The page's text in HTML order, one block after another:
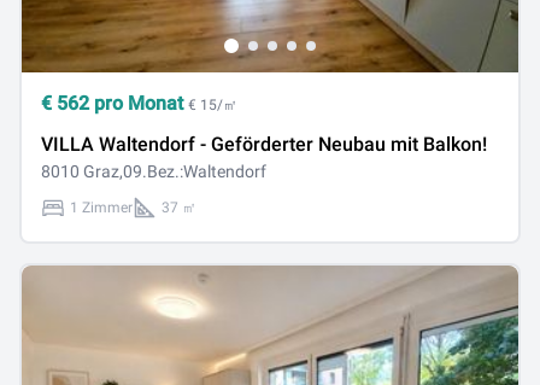
€ 562pro Monat € 15/㎡
VILLA Waltendorf - Geförderter Neubau mit Balkon!
8010 Graz,09.Bez.:Waltendorf
1 Zimmer 37 ㎡